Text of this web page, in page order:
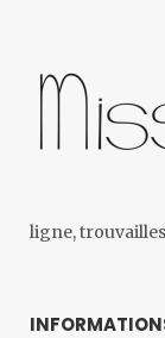
ligne,